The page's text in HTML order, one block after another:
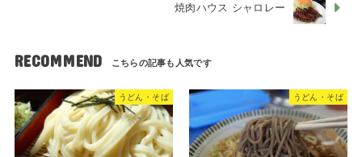
焼肉ハウス シャロレー
RECOMMEND
うどん・そば うどん・そば